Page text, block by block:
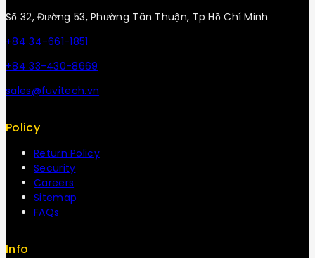
Số 32, Đường 53, Phường Tân Thuận, Tp Hồ Chí Minh
+84 34-661-1851
+84 33-430-8669
sales@fuvitech.vn
Policy
Return Policy
Security
Careers
Sitemap
FAQs
Info